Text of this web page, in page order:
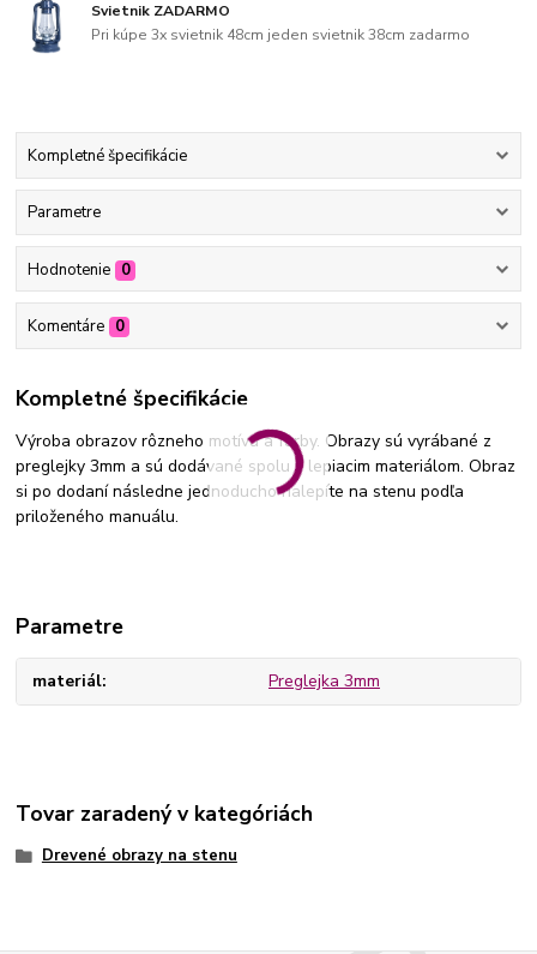
Svietnik ZADARMO
Pri kúpe 3x svietnik 48cm jeden svietnik 38cm zadarmo
Kompletné špecifikácie
Parametre
Hodnotenie 0
Komentáre 0
Kompletné špecifikácie
Výroba obrazov rôzneho motívu a farby. Obrazy sú vyrábané z
preglejky 3mm a sú dodávané spolu s lepiacim materiálom. Obraz
si po dodaní následne jednoducho nalepíte na stenu podľa
priloženého manuálu.
Parametre
materiál Preglejka 3mm
Tovar zaradený v kategóriách
Drevené obrazy na stenu